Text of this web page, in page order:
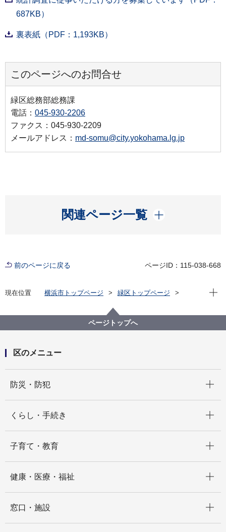
687KB）
裏表紙（PDF：1,193KB）
このページへのお問合せ
緑区総務部総務課
電話： 045-930-2206
ファクス：045-930-2209
メールアドレス： md-somu@city.yokohama.lg.jp
関連ページ一覧
開く
前のページに戻る ページID：115-038-668
現在位置 横浜市トップページ
緑区トップページ
令和３年度 統計要覧『教えてみどり～データでみる
現在
ページトップへ
区のメニュー
防災・防犯
くらし・手続き
子育て・教育
健康・医療・福祉
窓口・施設